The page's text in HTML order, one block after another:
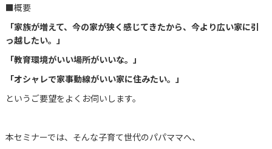
■概要
「家族が増えて、今の家が狭く感じてきたから、今より広い家に引
っ越したい。」
「教育環境がいい場所がいいな。」
「オシャレで家事動線がいい家に住みたい。」
というご要望をよくお伺いします。
本セミナーでは、そんな子育て世代のパパママへ、